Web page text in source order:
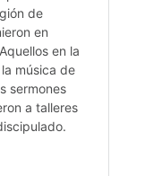
de
en
en la
música de
sermones
a talleres